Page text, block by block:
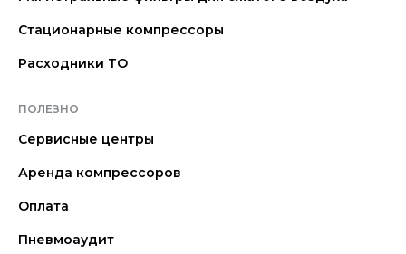
Стационарные компрессоры
Расходники ТО
ПОЛЕЗНО
Сервисные центры
Аренда компрессоров
Оплата
Пневмоаудит